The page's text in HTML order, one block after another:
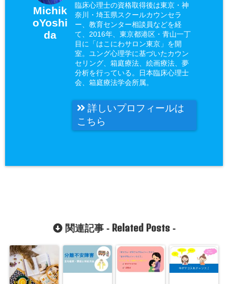
Michik
oYoshi
da
臨床心理士の資格取得後は東京・神
奈川・埼玉県スクールカウンセラ
ー、教育センター相談員などを経
て、2016年、東京都港区・青山一丁
目に「はこにわサロン東京」を開
室。ユング心理学に基づいたカウン
セリング、箱庭療法、絵画療法、夢
分析を行っている。日本臨床心理士
会、箱庭療法学会所属。
詳しいプロフィールは
こちら
関連記事 - Related Posts-